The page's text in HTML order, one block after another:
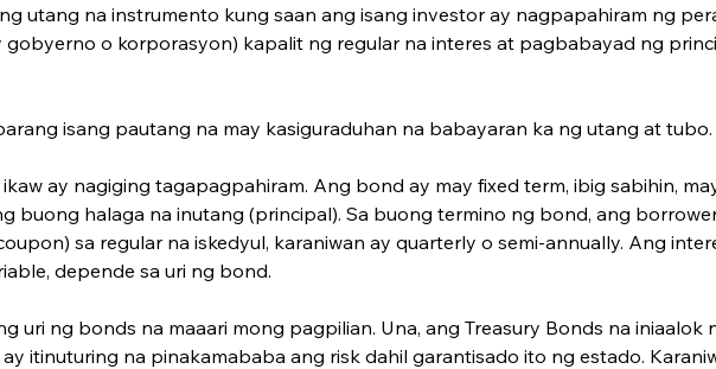
utang na instrumento kung saan ang isang investor ay nagpapahiram ng
gobyerno o k­orporasyon) kapalit ng regular na interes at pagbabayad ng
isang pautang na may kasiguraduhan na babayaran ka ng utang at tubo.
ay nagiging tagapagpahiram. Ang bond ay may fixed term, ibig sabihin,
buong halaga na inutang (principal). Sa buong termino ng bond, ang
sa regular na iskedyul, karaniwan ay quarterly o semi-annually. Ang
depende sa uri ng bond.
uri ng bonds na maaari mong pagpi­lian. Una, ang Treasury Bonds na ini­aalok
itinuturing na pinakamababa ang risk dahil garantisado ito ng estado.